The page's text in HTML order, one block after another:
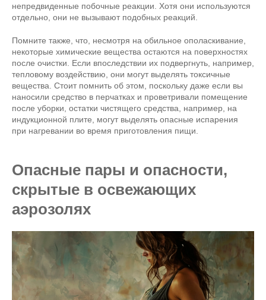
непредвиденные побочные реакции. Хотя они используются
отдельно, они не вызывают подобных реакций.
Помните также, что, несмотря на обильное ополаскивание,
некоторые химические вещества остаются на поверхностях
после очистки. Если впоследствии их подвергнуть, например,
тепловому воздействию, они могут выделять токсичные
вещества. Стоит помнить об этом, поскольку даже если вы
наносили средство в перчатках и проветривали помещение
после уборки, остатки чистящего средства, например, на
индукционной плите, могут выделять опасные испарения
при нагревании во время приготовления пищи.
Опасные пары и опасности,
скрытые в освежающих
аэрозолях